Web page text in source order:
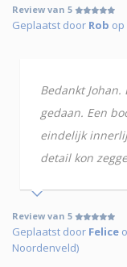
Review van 5
Geplaatst door Rob op
Bedankt
gedaan. Een
eindelijk
detail kon
Review van 5
Geplaatst door Felice
Noordenveld)